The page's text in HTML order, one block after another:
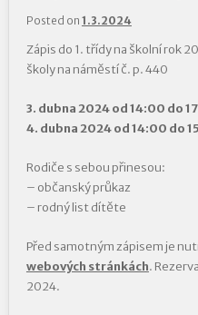
Posted on 1.3.2024
Zápis do 1. třídy na školní rok
školy na náměstí č. p. 440
3. dubna 2024 od 14:00 do
4. dubna 2024 od 14:00 do
Rodiče s sebou přinesou:
– občanský průkaz
– rodný list dítěte
Před samotným zápisem je
webových stránkách.
2024.